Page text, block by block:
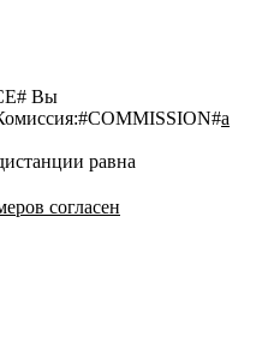
Вы
#COMMISSION#a
равна
согласен